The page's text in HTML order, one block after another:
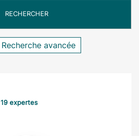
RECHERCHER
Recherche avancée
19 expertes